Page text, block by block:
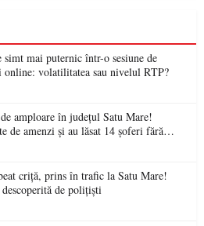
simt mai puternic într-o sesiune de
volatilitatea sau nivelul RTP?
amploare în județul Satu Mare!
de amenzi și au lăsat 14 șoferi fără
zi
criță, prins în trafic la Satu Mare!
de polițiști